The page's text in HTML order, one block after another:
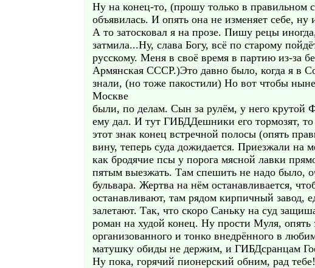
Ну на конец-то, (прошу только в правильном
объявилась. И опять она не изменяет себе,
А то затосковал я на прозе. Пишу рецы
затмила...Ну, слава Богу, всё по старому
русскому. Меня в своё время в партию из-за
Армянская СССР.)Это давно было, когда я в
знали, (но тоже пакостили) Но вот чтобы
Москве
были, по делам. Сын за рулём, у него крутой
ему дал. И тут ГИБДДешники его тормозят,
этот знак конец встречной полосы (опять
вину, теперь суда дожидается. Приезжали
как бродячие псы у порога мясной лавки
пятым выезжать. Там спешить не надо было,
бульвара. Жертва на нём останавливается,
останавливают, там рядом кирпичный завод,
залетают. Так, что скоро Саньку на суд
роман на худой конец. Ну прости Муля, опять
организованного и тонко внедрённого в
матушку обиды не держим, и ГИБДсранцам
Ну пока, горячий пионерский обним, рад